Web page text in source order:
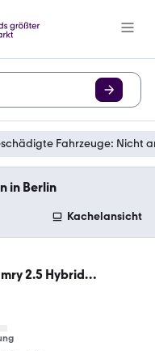
Fahrzeuge: Nicht
in Berlin
Kachelansicht
2.5 Hybrid